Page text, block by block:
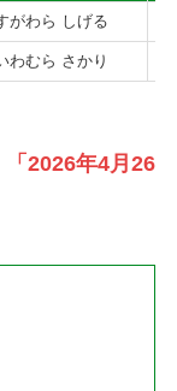
がわら しげる
わむら さかり
「2026年4月26